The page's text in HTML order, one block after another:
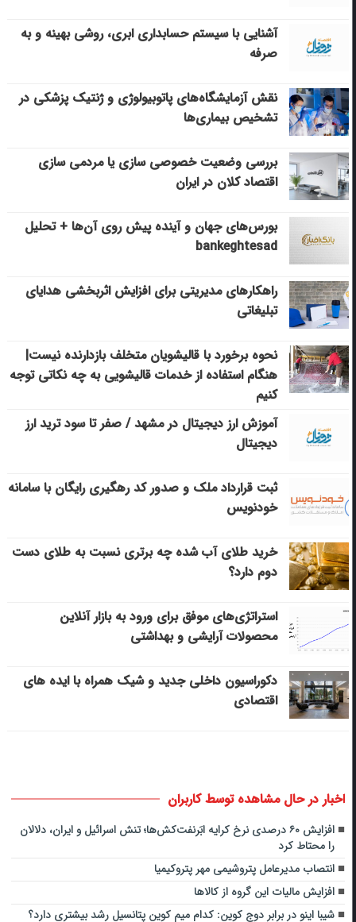
آشنایی با سیستم حسابداری ابری، روشی بهینه و به
صرفه
نقش آزمایشگاه‌های پاتوبیولوژی و ژنتیک پزشکی در
تشخیص بیماری‌ها
بررسی وضعیت خصوصی سازی یا مردمی سازی
اقتصاد کلان در ایران
بورس‌های جهان و آینده پیش روی آن‌ها + تحلیل
bankeghtesad
راهکارهای مدیریتی برای افزایش اثربخشی هدایای
تبلیغاتی
نحوه برخورد با قالیشویان متخلف بازدارنده نیست|
هنگام استفاده از خدمات قالیشویی به چه نکاتی توجه
کنیم
آموزش ارز دیجیتال در مشهد / صفر تا سود ترید ارز
دیجیتال
ثبت قرارداد ملک و صدور کد رهگیری رایگان با سامانه
خودنویس
خرید طلای آب شده چه برتری نسبت به طلای دست
دوم دارد؟
استراتژی‌های موفق برای ورود به بازار آنلاین
محصولات آرایشی و بهداشتی
دکوراسیون داخلی جدید و شیک همراه با ایده های
اقتصادی
اخبار در حال مشاهده توسط کاربران
افزایش ۶۰ درصدی نرخ کرایه ابَرنفت‌کش‌‌ها؛ تنش اسرائیل و ایران، دلالان
را محتاط کرد
انتصاب مدیرعامل پتروشیمی مهر پتروکیمیا
افزایش مالیات این گروه از کالاها
شیبا اینو در برابر دوج کوین: کدام میم کوین پتانسیل رشد بیشتری دارد؟